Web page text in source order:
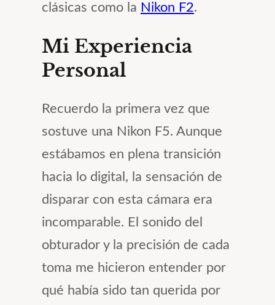
clásicas como la Nikon F2.
Mi Experiencia
Personal
Recuerdo la primera vez que
sostuve una Nikon F5. Aunque
estábamos en plena transición
hacia lo digital, la sensación de
disparar con esta cámara era
incomparable. El sonido del
obturador y la precisión de cada
toma me hicieron entender por
qué había sido tan querida por